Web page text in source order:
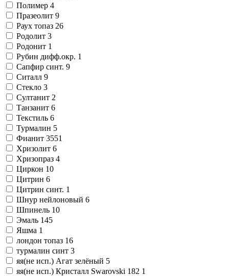
Полимер 4
Празеолит 9
Раух топаз 26
Родолит 3
Родонит 1
Рубин дифф.окр. 1
Сапфир синт. 9
Ситалл 9
Стекло 3
Султанит 2
Танзанит 6
Текстиль 6
Турмалин 5
Фианит 3551
Хризолит 6
Хризопраз 4
Циркон 10
Цитрин 6
Цитрин синт. 1
Шнур нейлоновый 6
Шпинель 10
Эмаль 145
Яшма 1
лондон топаз 16
турмалин синт 3
яя(не исп.) Агат зелёный 5
яя(не исп.) Кристалл Swarovski 182 1